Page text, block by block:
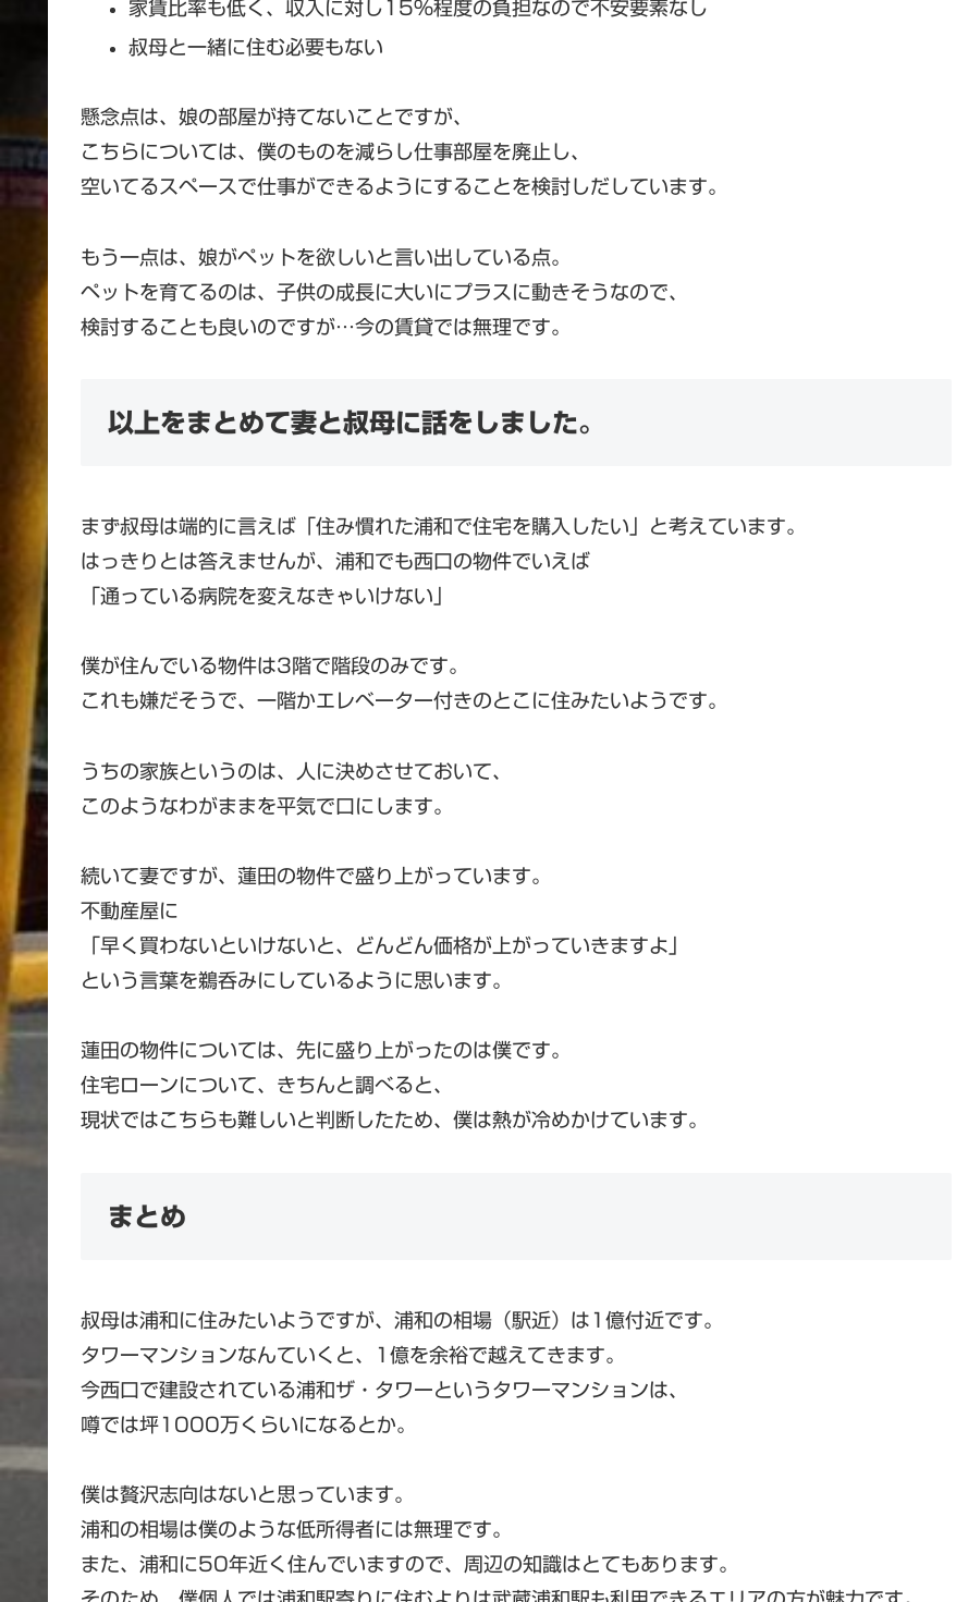
家賃比率も低く、収入に対し15%程度の負担なので不安要素なし
叔母と一緒に住む必要もない
懸念点は、娘の部屋が持てないことですが、
こちらについては、僕のものを減らし仕事部屋を廃止し、
空いてるスペースで仕事ができるようにすることを検討しだしています。
もう一点は、娘がペットを欲しいと言い出している点。
ペットを育てるのは、子供の成長に大いにプラスに動きそうなので、
検討することも良いのですが…今の賃貸では無理です。
以上をまとめて妻と叔母に話をしました。
まず叔母は端的に言えば「住み慣れた浦和で住宅を購入したい」と考えています。
はっきりとは答えませんが、浦和でも西口の物件でいえば
「通っている病院を変えなきゃいけない」
僕が住んでいる物件は3階で階段のみです。
これも嫌だそうで、一階かエレベーター付きのとこに住みたいようです。
うちの家族というのは、人に決めさせておいて、
このようなわがままを平気で口にします。
続いて妻ですが、蓮田の物件で盛り上がっています。
不動産屋に
「早く買わないといけないと、どんどん価格が上がっていきますよ」
という言葉を鵜呑みにしているように思います。
蓮田の物件については、先に盛り上がったのは僕です。
住宅ローンについて、きちんと調べると、
現状ではこちらも難しいと判断したため、僕は熱が冷めかけています。
まとめ
叔母は浦和に住みたいようですが、浦和の相場（駅近）は1億付近です。
タワーマンションなんていくと、1億を余裕で越えてきます。
今西口で建設されている浦和ザ・タワーというタワーマンションは、
噂では坪1000万くらいになるとか。
僕は贅沢志向はないと思っています。
浦和の相場は僕のような低所得者には無理です。
また、浦和に50年近く住んでいますので、周辺の知識はとてもあります。